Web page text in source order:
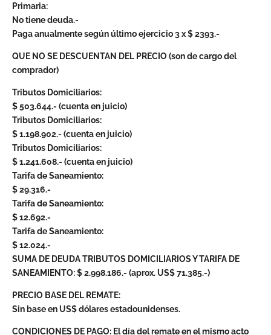
Primaria:
No tiene deuda.-
Paga anualmente según último ejercicio 3 x $ 2393.-
QUE NO SE DESCUENTAN DEL PRECIO (son de cargo del
comprador)
Tributos Domiciliarios:
$ 503.644.- (cuenta en juicio)
Tributos Domiciliarios:
$ 1.198.902.- (cuenta en juicio)
Tributos Domiciliarios:
$ 1.241.608.- (cuenta en juicio)
Tarifa de Saneamiento:
$ 29.316.-
Tarifa de Saneamiento:
$ 12.692.-
Tarifa de Saneamiento:
$ 12.024.-
SUMA DE DEUDA TRIBUTOS DOMICILIARIOS Y TARIFA DE
SANEAMIENTO: $ 2.998.186.- (aprox. US$ 71.385.-)
PRECIO BASE DEL REMATE:
Sin base en US$ dólares estadounidenses.
CONDICIONES DE PAGO: El día del remate en el mismo acto